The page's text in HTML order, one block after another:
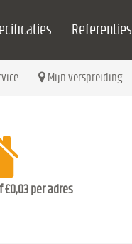
Referenties
Mijn verspreiding
per adres